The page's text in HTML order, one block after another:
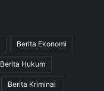
Berita Ekonomi
Berita Hukum
Berita Kriminal